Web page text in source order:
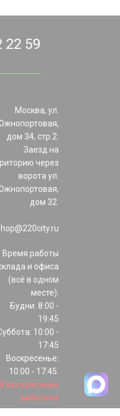
22 59
Москва, ул.
дом 34, стр.2.
Заезд на
через
ворота ул.
дом 32.
Время работы
и офиса
(всё в одном
месте):
Будни: 8:00 -
19:45
10:00 -
17:45
Воскресенье:
10:00 - 17:45.
В воскресенье
работает
шоурум!